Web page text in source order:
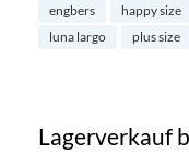
engbers
happy size
luna largo
plus size
Lagerverkauf